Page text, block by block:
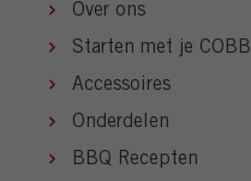
Over ons
Starten met je COBB
Accessoires
Onderdelen
BBQ Recepten